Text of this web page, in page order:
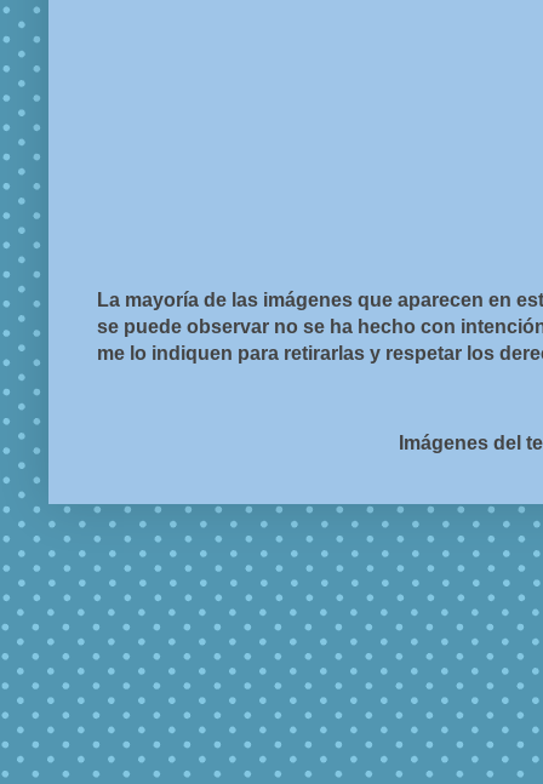
La mayoría de las imágenes que aparecen en
se puede observar no se ha hecho con
me lo indiquen para retirarlas y respetar los
Imágenes del